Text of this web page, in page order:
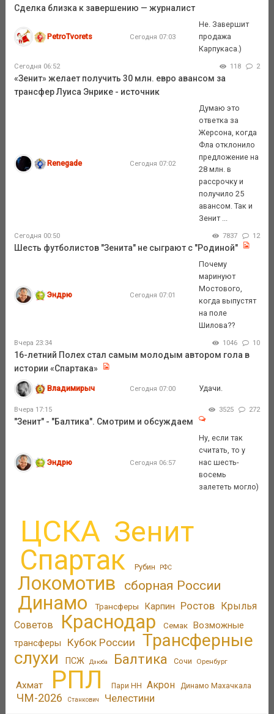
Сделка близка к завершению — журналист
PetroTvorets Сегодня 07:03
Не. Завершит
продажа
Карпукаса.)
Сегодня 06:52 118 2
«Зенит» желает получить 30 млн. евро авансом за
трансфер Луиса Энрике - источник
Renegade Сегодня 07:02
Думаю это
ответка за
Жерсона, когда
Фла отклонило
предложение на
28 млн. в
рассрочку и
получило 25
авансом. Так и
Зенит ...
Сегодня 00:50 7837 12
Шесть футболистов "Зенита" не сыграют с "Родиной"
Эндрю Сегодня 07:01
Почему
маринуют
Мостового,
когда выпустят
на поле
Шилова??
Вчера 23:34 1046 10
16-летний Полех стал самым молодым автором гола в
истории «Спартака»
Владимирыч Сегодня 07:00 Удачи.
Вчера 17:15 3525 272
"Зенит" - "Балтика". Смотрим и обсуждаем
Эндрю Сегодня 06:57
Ну, если так
считать, то у
нас шесть-
восемь
залететь могло)
ЦСКА Зенит
Спартак Рубин РФС
Локомотив сборная России
Динамо Трансферы Карпин Ростов Крылья
Советов
Краснодар Семак Возможные
трансферы
Кубок России
Трансферные
слухи
ПСЖ Дзюба Балтика Сочи Оренбург
Ахмат РПЛ Пари НН Акрон Динамо Махачкала
ЧМ-2026 Станкович Челестини